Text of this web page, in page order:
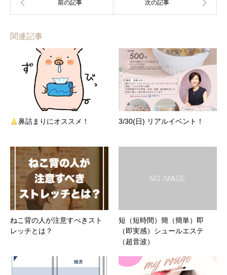
関連記事
鼻詰まりにオススメ！ 3/30(日) リアルイベント！
ねこ背の人が注意すべきスト
レッチとは？
短（短時間）簡（簡単）即
（即実感）シュールエステ
（超音波）